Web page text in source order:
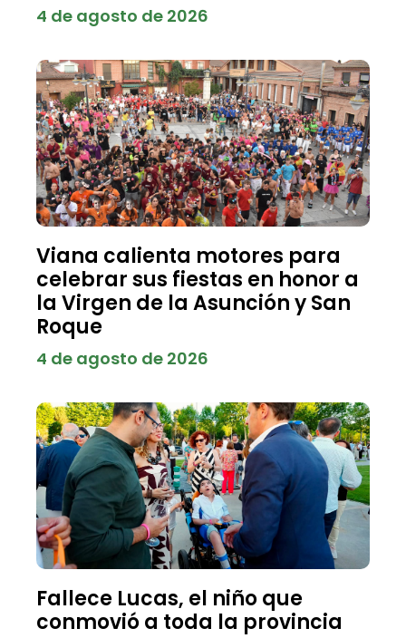
4 de agosto de 2026
Viana calienta motores para
celebrar sus fiestas en honor a
la Virgen de la Asunción y San
Roque
4 de agosto de 2026
Fallece Lucas, el niño que
conmovió a toda la provincia